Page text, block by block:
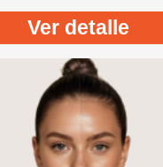
Ver detalle